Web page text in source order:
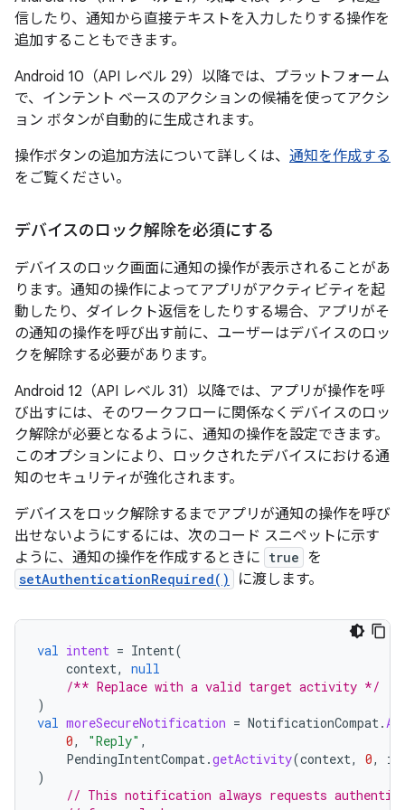
信したり、通知から直接テキストを入力したりする操作を
追加することもできます。
Android 10（API レベル 29）以降では、プラットフォーム
で、インテント ベースのアクションの候補を使ってアクシ
ョン ボタンが自動的に生成されます。
操作ボタンの追加方法について詳しくは、 通知を作成する
をご覧ください。
デバイスのロック解除を必須にする
デバイスのロック画面に通知の操作が表示されることがあ
ります。通知の操作によってアプリがアクティビティを起
動したり、ダイレクト返信をしたりする場合、アプリがそ
の通知の操作を呼び出す前に、ユーザーはデバイスのロッ
クを解除する必要があります。
Android 12（API レベル 31）以降では、アプリが操作を呼
び出すには、そのワークフローに関係なくデバイスのロッ
ク解除が必要となるように、通知の操作を設定できます。
このオプションにより、ロックされたデバイスにおける通
知のセキュリティが強化されます。
デバイスをロック解除するまでアプリが通知の操作を呼び
出せないようにするには、次のコード スニペットに示す
ように、通知の操作を作成するときに true を
setAuthenticationRequired() に渡します。
val intent = Intent(
context,
null
/** Replace with a valid target activity */
)
val moreSecureNotification = NotificationCompat.
0, "Reply" ,
PendingIntentCompat.getActivity(context, 0,
)
// This notification always requests